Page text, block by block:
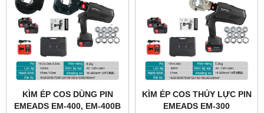
KÌM ÉP COS DÙNG PIN
EMEADS EM-400, EM-400B
KÌM ÉP COS THỦY LỰC PIN
EMEADS EM-300